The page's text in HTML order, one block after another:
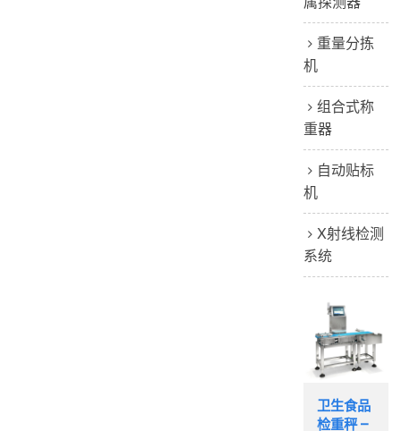
重量分拣
机
组合式称
重器
自动贴标
机
X射线检测
系统
卫生食品
检重秤 –